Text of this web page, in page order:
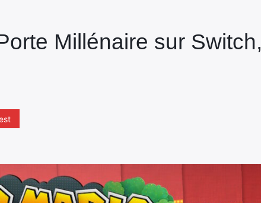
Millénaire sur Switch,